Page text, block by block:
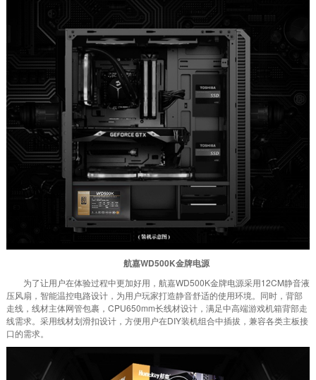
航嘉WD500K金牌电源
为了让用户在体验过程中更加好用，航嘉WD500K金牌电源采用12CM静音液
压风扇，智能温控电路设计，为用户玩家打造静音舒适的使用环境。同时，背部
走线，线材主体网管包裹，CPU650mm长线材设计，满足中高端游戏机箱背部走
线需求。采用线材划滑扣设计，方便用户在DIY装机组合中插拔，兼容各类主板接
口的需求。